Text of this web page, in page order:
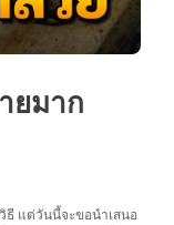
ยมาก
แต่วันนี้จะขอนำเสนอ